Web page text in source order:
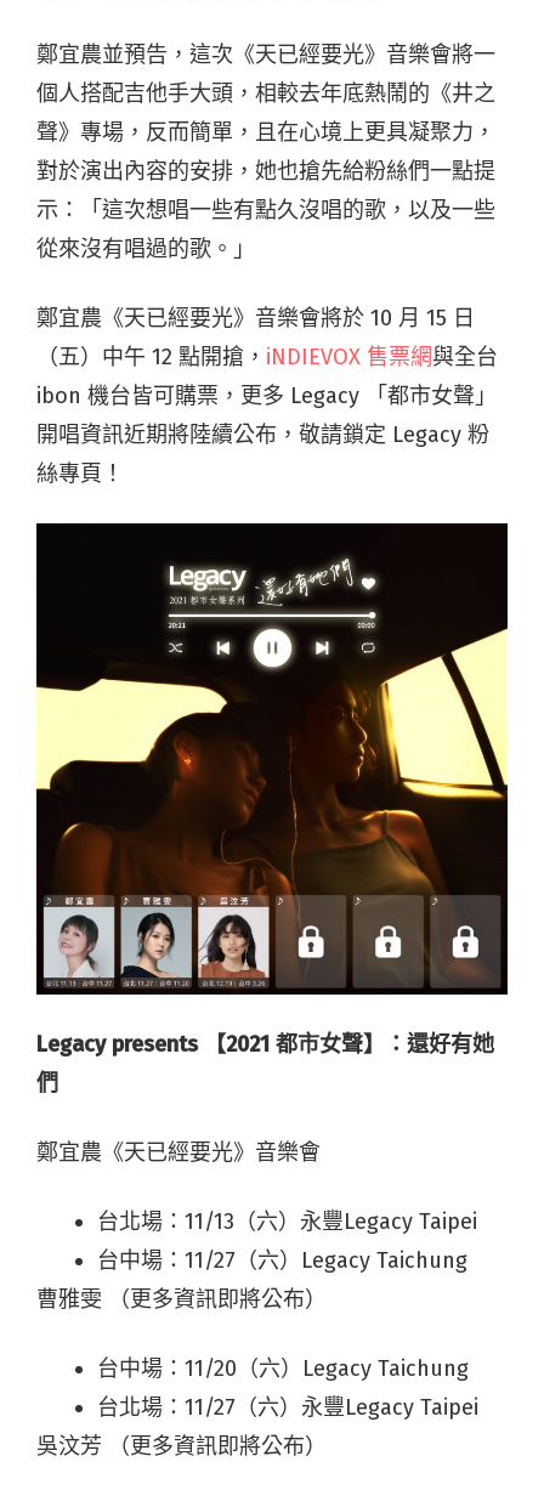
鄭宜農並預告，這次《天已經要光》音樂會將一
個人搭配吉他手大頭，相較去年底熱鬧的《井之
聲》專場，反而簡單，且在心境上更具凝聚力，
對於演出內容的安排，她也搶先給粉絲們一點提
示：「這次想唱一些有點久沒唱的歌，以及一些
從來沒有唱過的歌。」
鄭宜農《天已經要光》音樂會將於 10 月 15 日
（五）中午 12 點開搶， iNDIEVOX 售票網與全台
ibon 機台皆可購票，更多 Legacy 「都市女聲」
開唱資訊近期將陸續公布，敬請鎖定 Legacy 粉
絲專頁！
Legacy presents 【2021 都市女聲】：還好有她
們
鄭宜農《天已經要光》音樂會
台北場：11/13（六）永豐Legacy Taipei
台中場：11/27（六）Legacy Taichung
曹雅雯 （更多資訊即將公布）
台中場：11/20（六）Legacy Taichung
台北場：11/27（六）永豐Legacy Taipei
吳汶芳 （更多資訊即將公布）